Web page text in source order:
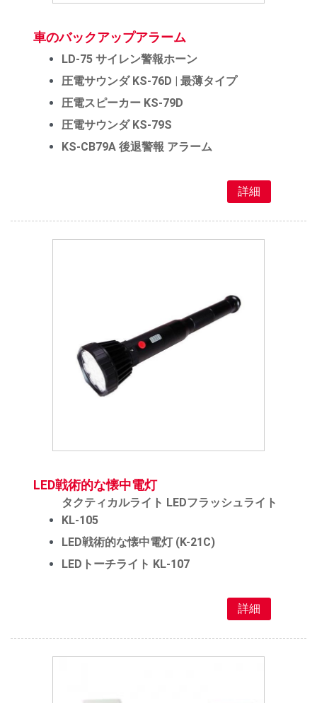
車のバックアップアラーム
LD-75 サイレン警報ホーン
圧電サウンダ KS-76D | 最薄タイプ
圧電スピーカー KS-79D
圧電サウンダ KS-79S
KS-CB79A 後退警報 アラーム
詳細
LED戦術的な懐中電灯
タクティカルライト LEDフラッシュライト
KL-105
LED戦術的な懐中電灯 (K-21C)
LEDトーチライト KL-107
詳細